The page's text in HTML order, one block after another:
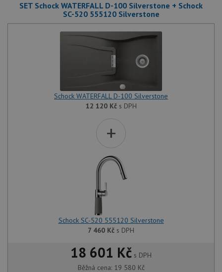
SET Schock WATERFALL D-100 Silverstone + Schock
SC-520 555120 Silverstone
Schock WATERFALL D-100 Silverstone
12 120 Kčs DPH
+
Schock SC-520 555120 Silverstone
7 460 Kč s DPH
18 601 Kč s DPH
Běžná cena: 19 580 Kč